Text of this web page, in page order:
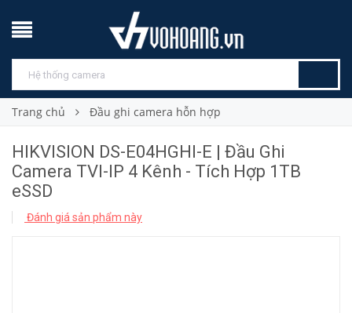
Trang chủ Đầu ghi camera hỗn hợp
HIKVISION DS-E04HGHI-E | Đầu Ghi
Camera TVI-IP 4 Kênh - Tích Hợp 1TB
eSSD
Đánh giá sản phẩm này